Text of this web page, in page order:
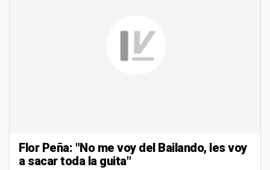
Flor Peña: "No me voy del Bailando, les voy
a sacar toda la guita"